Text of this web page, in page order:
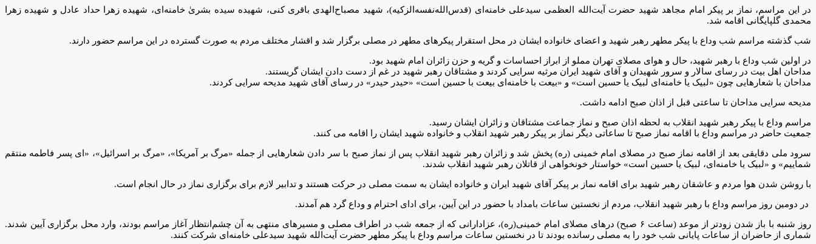
در این مراسم، نماز بر پیکر امام مجاهد شهید حضرت آیت‌الله العظمی سیدعلی خامنه‌ای (قدس‌الله‌نفسه‌الزکیه)، شهید مصباح‌الهدی باقری کنی، شهیده سیده بشریٰ خامنه‌ای، شهیده زهرا حداد عادل و شهیده زهرا
محمدی گلپایگانی اقامه شد.
شب گذشته مراسم شب وداع با پیکر مطهر رهبر شهید و اعضای خانواده ایشان در محل استقرار پیکرهای مطهر در مصلی برگزار شد و اقشار مختلف مردم به صورت گسترده در این مراسم حضور دارند.
در اولین شب وداع با رهبر شهید، حال و هوای مصلای تهران مملو از ابراز احساسات و گریه و حزن زائران امام شهید بود.
مداحان اهل بیت در رسای سالار و سرور شهیدان و آقای شهید ایران مرثیه سرایی کردند و مشتاقان رهبر شهید در غم از دست دادن ایشان گریستند.
مداحان با شعارهایی چون «لبیک یا خامنه‌ای لبیک یا حسین است» و «بیعت با خامنه‌ای بیعت با حسین است» «حیدر حیدر» در رسای آقای شهید مدیحه سرایی کردند.
مدیحه سرایی مداحان تا ساعتی قبل از اذان صبح ادامه داشت.
مراسم وداع با پیکر رهبر شهید انقلاب به لحظه اذان صبح و نماز جماعت مشتاقان و زائران ایشان رسید.
جمعیت حاضر در مراسم وداع با اقامه نماز صبح تا ساعاتی دیگر نماز بر پیکر رهبر شهید انقلاب و خانواده شهید ایشان را اقامه می کنند.
سرود ملی دقایقی بعد از اقامه نماز صبح در مصلای امام خمینی (ره) پخش شد و زائران رهبر شهید انقلاب پس از نماز صبح با سر دادن شعارهایی از جمله «مرگ بر آمریکا»، «مرگ بر اسرائیل»، «ای پسر فاطمه منتقم
شماییم» و «لبیک یا خامنه‌ای، لبیک یا حسین است» خواستار خونخواهی از قاتلان رهبر شهید انقلاب شدند.
با روشن شدن هوا مردم و عاشقان رهبر شهید برای اقامه نماز بر پیکر آقای شهید ایران و خانواده ایشان به سمت مصلی در حرکت هستند و تدابیر لازم برای برگزاری نماز در حال انجام است.
در دومین روز مراسم وداع با رهبر شهید انقلاب، مردم از نخستین ساعات بامداد با حضور در این آیین، برای ادای احترام و وداع گرد هم آمدند.
روز شنبه با باز شدن زودتر از موعد (ساعت ۶ صبح) درهای مصلای امام خمینی(ره)، عزادارانی که از جمعه شب در اطراف مصلی و مسیرهای منتهی به آن چشم‌انتظار آغاز مراسم بودند، وارد محل برگزاری آیین شدند.
شماری از حاضران از ساعات پایانی شب خود را به مصلی رسانده بودند تا در نخستین ساعات مراسم وداع با پیکر مطهر حضرت آیت‌الله شهید سیدعلی خامنه‌ای شرکت کنند.